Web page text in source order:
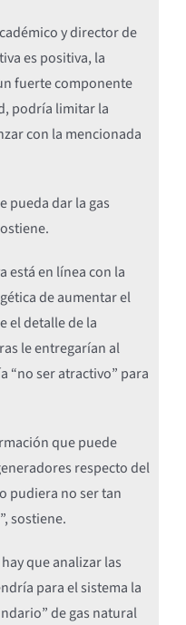
y director de
es positiva, la
fuerte componente
podría limitar la
con la mencionada
pueda dar la gas
está en línea con la
de aumentar el
el detalle de la
le entregarían al
“no ser atractivo” para
que puede
respecto del
pudiera no ser tan
sostiene.
que analizar las
para el sistema la
de gas natural